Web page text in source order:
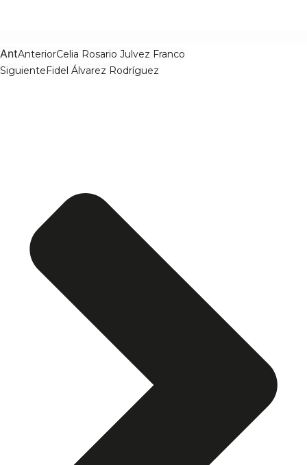
AntAnteriorCelia Rosario Julvez Franco
SiguienteFidel Álvarez Rodríguez